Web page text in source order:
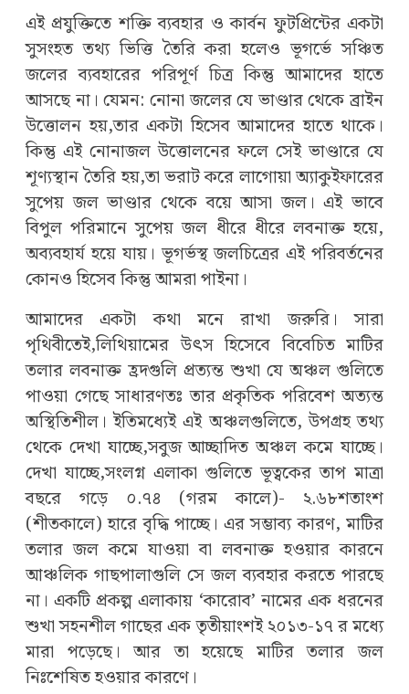
এই প্রযুক্তিতে শক্তি ব্যবহার ও কার্বন ফুটপ্রিন্টের একটা
সুসংহত তথ্য ভিত্তি তৈরি করা হলেও ভূগর্ভে সঞ্চিত
জলের ব্যবহারের পরিপূর্ণ চিত্র কিন্তু আমাদের হাতে
আসছে না। যেমন: নোনা জলের যে ভাণ্ডার থেকে ব্রাইন
উত্তোলন হয়,তার একটা হিসেব আমাদের হাতে থাকে।
কিন্তু এই নোনাজল উত্তোলনের ফলে সেই ভাণ্ডারে যে
শূণ্যস্থান তৈরি হয়,তা ভরাট করে লাগোয়া অ্যাকুইফারের
সুপেয় জল ভাণ্ডার থেকে বয়ে আসা জল। এই ভাবে
বিপুল পরিমানে সুপেয় জল ধীরে ধীরে লবনাক্ত হয়ে,
অব্যবহার্য হয়ে যায়। ভূগর্ভস্থ জলচিত্রের এই পরিবর্তনের
কোনও হিসেব কিন্তু আমরা পাইনা।
আমাদের একটা কথা মনে রাখা জরুরি। সারা
পৃথিবীতেই,লিথিয়ামের উৎস হিসেবে বিবেচিত মাটির
তলার লবনাক্ত হ্রদগুলি প্রত্যন্ত শুখা যে অঞ্চল গুলিতে
পাওয়া গেছে সাধারণতঃ তার প্রকৃতিক পরিবেশ অত্যন্ত
অস্থিতিশীল। ইতিমধ্যেই এই অঞ্চলগুলিতে, উপগ্রহ তথ্য
থেকে দেখা যাচ্ছে,সবুজ আচ্ছাদিত অঞ্চল কমে যাচ্ছে।
দেখা যাচ্ছে,সংলগ্ন এলাকা গুলিতে ভূত্বকের তাপ মাত্রা
বছরে গড়ে ০.৭৪ (গরম কালে)- ২.৬৮শতাংশ
(শীতকালে) হারে বৃদ্ধি পাচ্ছে। এর সম্ভাব্য কারণ, মাটির
তলার জল কমে যাওয়া বা লবনাক্ত হওয়ার কারনে
আঞ্চলিক গাছপালাগুলি সে জল ব্যবহার করতে পারছে
না। একটি প্রকল্প এলাকায় ‘কারোব’ নামের এক ধরনের
শুখা সহনশীল গাছের এক তৃতীয়াংশই ২০১৩-১৭ র মধ্যে
মারা পড়েছে। আর তা হয়েছে মাটির তলার জল
নিঃশেষিত হওয়ার কারণে।